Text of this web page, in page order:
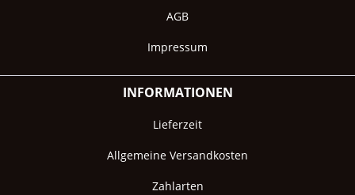
AGB
Impressum
INFORMATIONEN
Lieferzeit
Allgemeine Versandkosten
Zahlarten